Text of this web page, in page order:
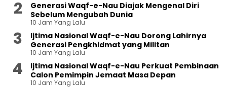
Generasi Waqf-e-Nau Diajak Mengenal Diri
Sebelum Mengubah Dunia
10 Jam Yang Lalu
Ijtima Nasional Waqf-e-Nau Dorong Lahirnya
Generasi Pengkhidmat yang Militan
10 Jam Yang Lalu
Ijtima Nasional Waqf-e-Nau Perkuat Pembinaan
Calon Pemimpin Jemaat Masa Depan
10 Jam Yang Lalu